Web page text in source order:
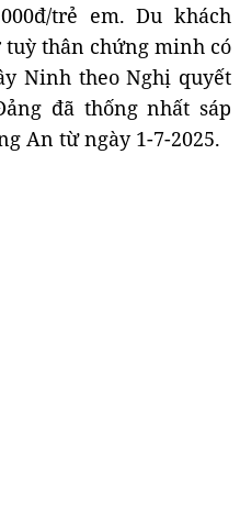
trẻ em. Du khách
thân chứng minh có
Ninh theo Nghị quyết
đã thống nhất sáp
An từ ngày 1-7-2025.